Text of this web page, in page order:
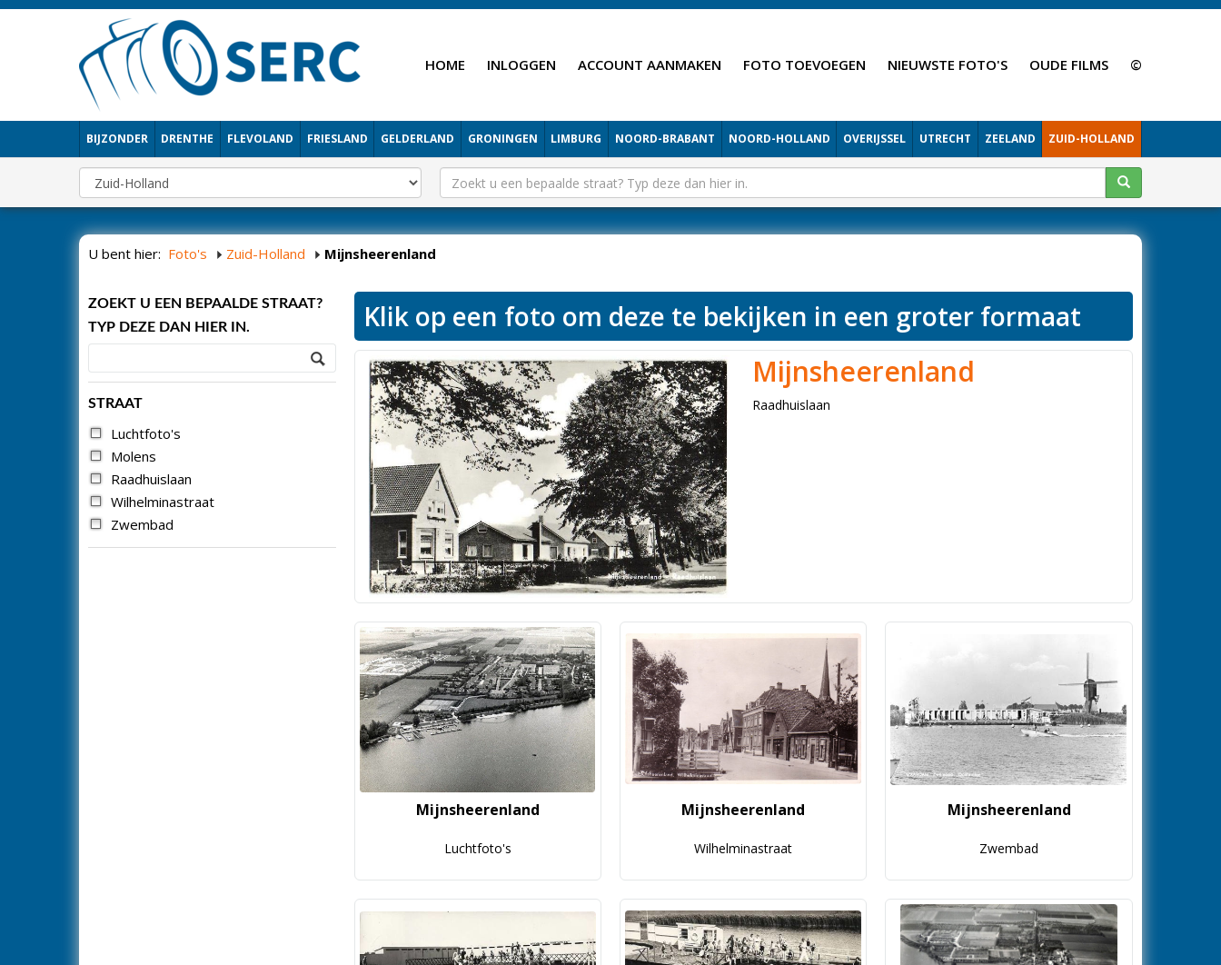
HOME INLOGGEN ACCOUNT AANMAKEN FOTO TOEVOEGEN NIEUWSTE FOTO'S OUDE FILMS ©
BIJZONDER DRENTHE FLEVOLAND FRIESLAND GELDERLAND GRONINGEN LIMBURG NOORD-BRABANT NOORD-HOLLAND OVERIJSSEL UTRECHT ZEELAND ZUID-HOLLAND
U bent hier: Foto's Zuid-Holland Mijnsheerenland
ZOEKT U EEN BEPAALDE STRAAT?
TYP DEZE DAN HIER IN.
STRAAT
Luchtfoto's
Molens
Raadhuislaan
Wilhelminastraat
Zwembad
Klik op een foto om deze te bekijken in een groter formaat
Mijnsheerenland
Raadhuislaan
Mijnsheerenland
Luchtfoto's
Mijnsheerenland
Wilhelminastraat
Mijnsheerenland
Zwembad